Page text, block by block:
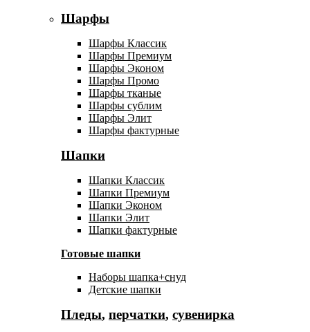
Шарфы
Шарфы Классик
Шарфы Премиум
Шарфы Эконом
Шарфы Промо
Шарфы тканые
Шарфы сублим
Шарфы Элит
Шарфы фактурные
Шапки
Шапки Классик
Шапки Премиум
Шапки Эконом
Шапки Элит
Шапки фактурные
Готовые шапки
Наборы шапка+снуд
Детские шапки
Пледы, перчатки, сувенирка